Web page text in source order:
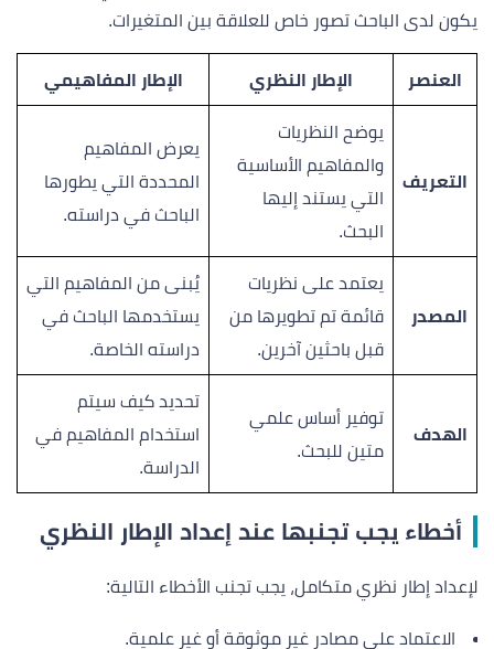
يكون لدى الباحث تصور خاص للعلاقة بين المتغيرات.
العنصر الإطار النظري الإطار المفاهيمي
التعريف
يوضح النظريات
والمفاهيم الأساسية
التي يستند إليها
البحث.
يعرض المفاهيم
المحددة التي يطورها
الباحث في دراسته.
المصدر
يعتمد على نظريات
قائمة تم تطويرها من
قبل باحثين آخرين.
يُبنى من المفاهيم التي
يستخدمها الباحث في
دراسته الخاصة.
الهدف
توفير أساس علمي
متين للبحث.
تحديد كيف سيتم
استخدام المفاهيم في
الدراسة.
أخطاء يجب تجنبها عند إعداد الإطار النظري
لإعداد إطار نظري متكامل، يجب تجنب الأخطاء التالية:
الاعتماد على مصادر غير موثوقة أو غير علمية.